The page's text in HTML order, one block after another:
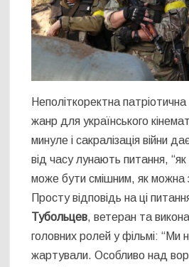
Неполіткоректна
жанр для українського
минуле і сакралізація війни
від часу лунають питання, “як
може бути смішним, як можна
Просту відповідь на ці
Тубольцев, ветеран та
головних ролей у фільмі: “Ми
жартували. Особливо над